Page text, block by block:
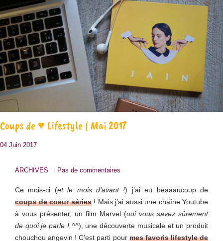
Coups de ♥ Lifestyle | Mai 2017
04 Juin 2017
ARCHIVES Pas de commentaires
Ce mois-ci (et le mois d’avant !) j’ai eu beaaaucoup de
coups de coeur séries! Mais j’ai aussi une chaîne Youtube
à vous présenter, un film Marvel (oui vous savez sûrement
de quoi je parle ! ^^), une découverte musicale et un produit
chouchou angevin ! C’est parti pour mes favoris lifestyle de